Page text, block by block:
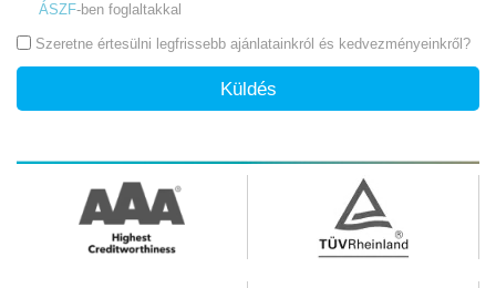
ÁSZF-ben foglaltakkal
Szeretne értesülni legfrissebb ajánlatainkról és kedvezményeinkről?
Küldés